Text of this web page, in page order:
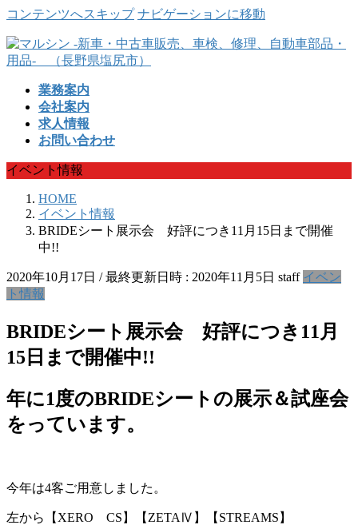
コンテンツへスキップ ナビゲーションに移動
業務案内
会社案内
求人情報
お問い合わせ
イベント情報
HOME
イベント情報
BRIDEシート展示会 好評につき11月15日まで開催
中!!
2020年10月17日 / 最終更新日時 : 2020年11月5日 staff イベン
ト情報
BRIDEシート展示会 好評につき11月
15日まで開催中!!
年に1度のBRIDEシートの展示＆試座会
をっています。
今年は4客ご用意しました。
左から【XERO CS】【ZETAⅣ】【STREAMS】